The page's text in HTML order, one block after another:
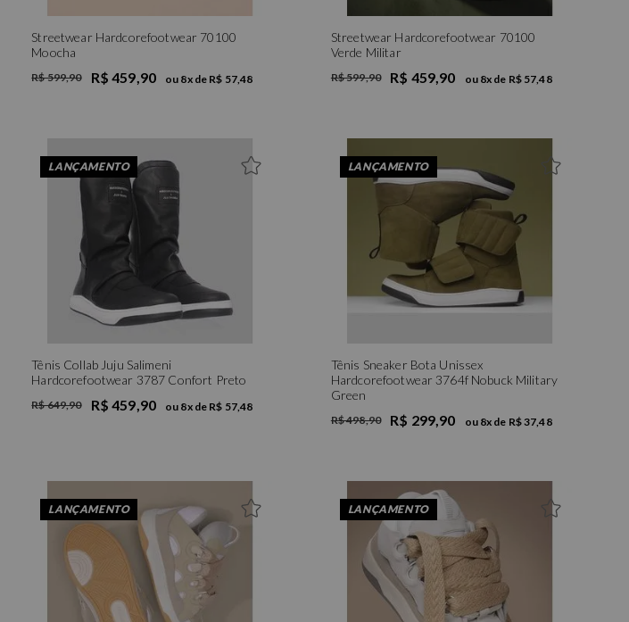
Streetwear Hardcorefootwear 70100
Moocha
R$ 599,90 R$ 459,90 ou 8x de R$ 57,48
Streetwear Hardcorefootwear 70100
Verde Militar
R$ 599,90 R$ 459,90 ou 8x de R$ 57,48
LANÇAMENTO
Tênis Collab Juju Salimeni
Hardcorefootwear 3787 Confort Preto
R$ 649,90 R$ 459,90 ou 8x de R$ 57,48
LANÇAMENTO
Tênis Sneaker Bota Unissex
Hardcorefootwear 3764f Nobuck Military
Green
R$ 498,90 R$ 299,90 ou 8x de R$ 37,48
LANÇAMENTO LANÇAMENTO